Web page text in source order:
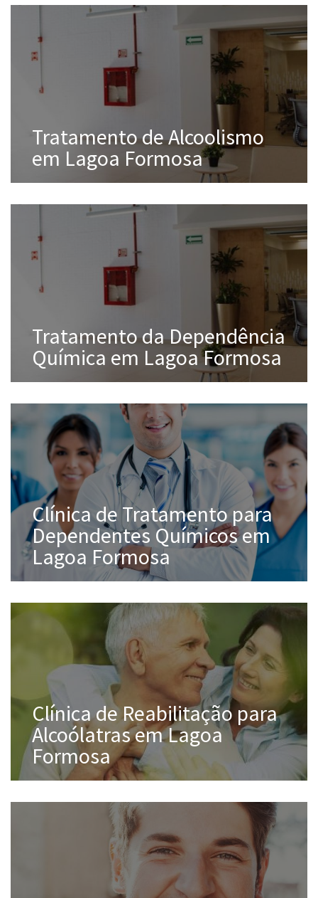
Tratamento de Alcoolismo
em Lagoa Formosa
Tratamento da Dependência
Química em Lagoa Formosa
Clínica de Tratamento para
Dependentes Químicos em
Lagoa Formosa
Clínica de Reabilitação para
Alcoólatras em Lagoa
Formosa